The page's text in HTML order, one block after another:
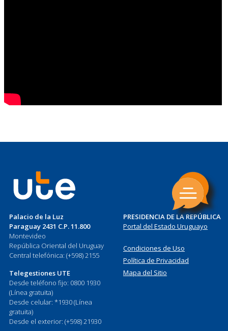
Palacio de la Luz
Paraguay 2431 C.P. 11.800
Montevideo
República Oriental del Uruguay
Central telefónica: (+598) 2155
Telegestiones UTE
Desde teléfono fijo: 0800 1930
(Línea gratuita)
Desde celular: *1930 (Línea
gratuita)
Desde el exterior: (+598) 21930
PRESIDENCIA DE LA REPÚBLICA
Portal del Estado Uruguayo
Condiciones de Uso
Política de Privacidad
Mapa del Sitio